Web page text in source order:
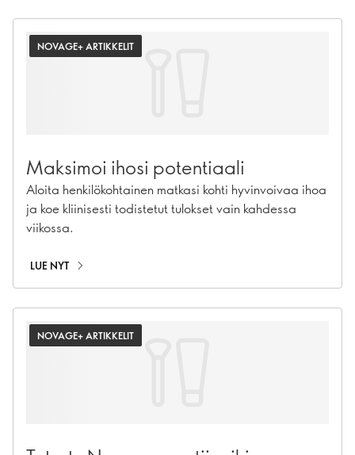
NOVAGE+ ARTIKKELIT
Maksimoi ihosi potentiaali
Aloita henkilökohtainen matkasi kohti hyvinvoivaa ihoa
ja koe kliinisesti todistetut tulokset vain kahdessa
viikossa.
LUE NYT
NOVAGE+ ARTIKKELIT